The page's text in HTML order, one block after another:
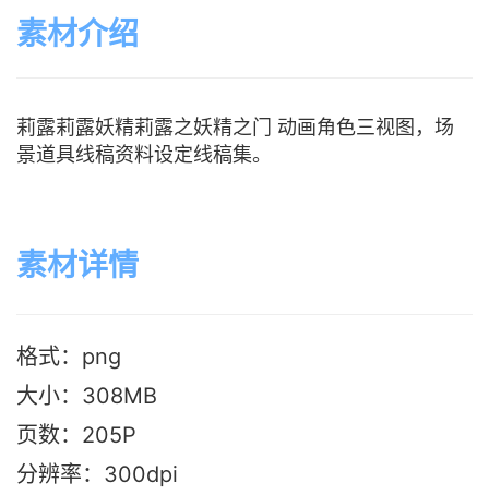
素材介绍
莉露莉露妖精莉露之妖精之门 动画角色三视图，场
景道具线稿资料设定线稿集。
素材详情
格式：png
大小：308MB
页数：205P
分辨率：300dpi